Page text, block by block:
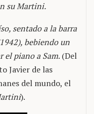
su Martini.
sentado a la barra
bebiendo un
el piano a Sam. (Del
Javier de las
del mundo, el
).